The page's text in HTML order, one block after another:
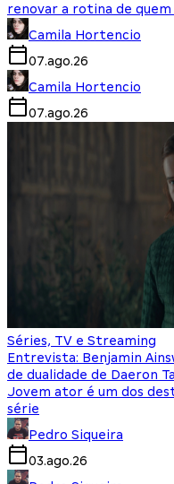
renovar a rotina de quem
Camila Hortencio
07.ago.26
Camila Hortencio
07.ago.26
Séries, TV e Streaming
Entrevista: Benjamin
de dualidade de Daeron
Jovem ator é um dos
série
Pedro Siqueira
03.ago.26